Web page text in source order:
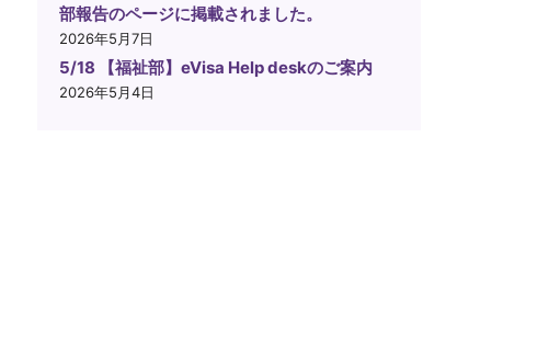
部報告のページに掲載されました。
2026年5月7日
5/18 【福祉部】eVisa Help deskのご案内
2026年5月4日